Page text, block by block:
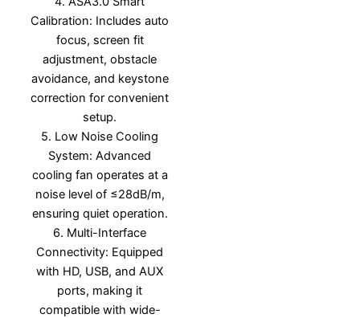
Calibration: Includes auto
focus, screen fit
adjustment, obstacle
avoidance, and keystone
correction for convenient
setup.
5. Low Noise Cooling
System: Advanced
cooling fan operates at a
noise level of ≤28dB/m,
ensuring quiet operation.
6. Multi-Interface
Connectivity: Equipped
with HD, USB, and AUX
ports, making it
compatible with wide-